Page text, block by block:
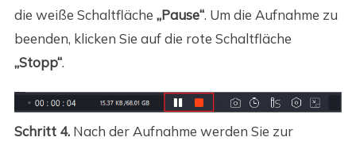
die weiße Schaltfläche „Pause“. Um die Aufnahme zu
beenden, klicken Sie auf die rote Schaltfläche
„Stopp“.
Schritt 4.Nach der Aufnahme werden Sie zur